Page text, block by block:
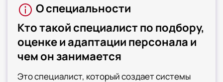
интервью и переговоров, будете создавать
программы адаптации, снижающие текучесть на
испытательном сроке. Научитесь оценивать
эффективность рекрутинговых процессов и
источников подбора, сможете выстраивать
прозрачную систему принятия кадровых решений
О специальности
Кто такой специалист по подбору,
оценке и адаптации персонала и
чем он занимается
Это специалист, который создает системы